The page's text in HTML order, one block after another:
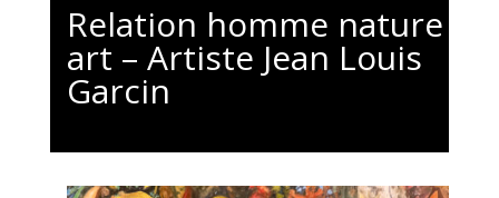
Relation homme nature
art – Artiste Jean Louis
Garcin